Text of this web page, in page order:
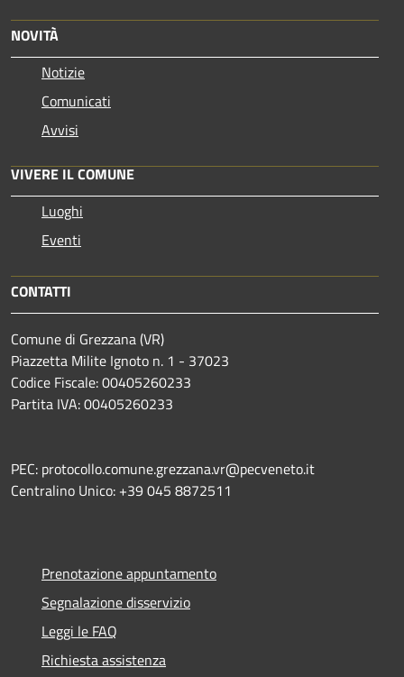
NOVITÀ
Notizie
Comunicati
Avvisi
VIVERE IL COMUNE
Luoghi
Eventi
CONTATTI
Comune di Grezzana (VR)
Piazzetta Milite Ignoto n. 1 - 37023
Codice Fiscale: 00405260233
Partita IVA: 00405260233
PEC: protocollo.comune.grezzana.vr@pecveneto.it
Centralino Unico: +39 045 8872511
Prenotazione appuntamento
Segnalazione disservizio
Leggi le FAQ
Richiesta assistenza